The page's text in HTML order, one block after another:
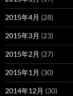
2015年4月 (28)
2015年3月 (23)
2015年2月 (27)
2015年1月 (30)
2014年12月 (30)